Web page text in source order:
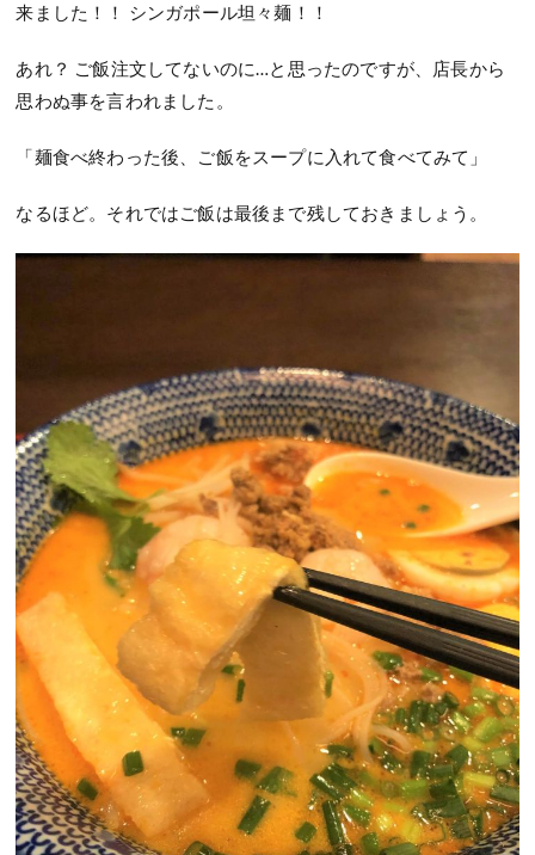
来ました！！ シンガポール坦々麺！！
あれ？ ご飯注文してないのに…と思ったのですが、店長から
思わぬ事を言われました。
「麺食べ終わった後、ご飯をスープに入れて食べてみて」
なるほど。それではご飯は最後まで残しておきましょう。